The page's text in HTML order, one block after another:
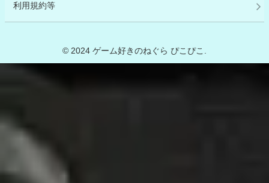
利用規約等
© 2024 ゲーム好きのねぐら ぴこぴこ.